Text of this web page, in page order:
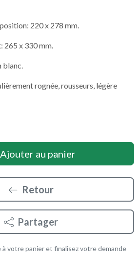
220 x 278 mm.
265 x 330 mm.
blanc.
rognée, rousseurs, légère
Ajouter au panier
Retour
Partager
votre panier et finalisez votre demande